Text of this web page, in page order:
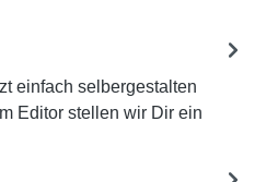
einfach selbergestalten
Editor stellen wir Dir ein